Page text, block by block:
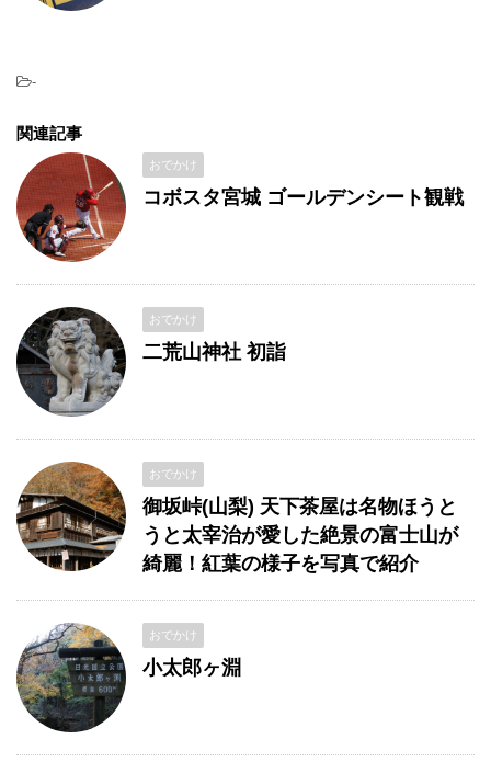
-
関連記事
おでかけ
コボスタ宮城 ゴールデンシート観戦
おでかけ
二荒山神社 初詣
おでかけ
御坂峠(山梨) 天下茶屋は名物ほうと
うと太宰治が愛した絶景の富士山が
綺麗！紅葉の様子を写真で紹介
おでかけ
小太郎ヶ淵